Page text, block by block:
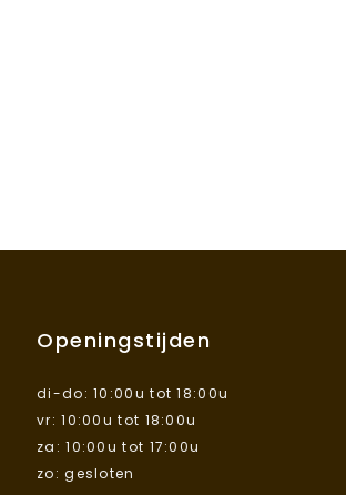
Openingstijden
di-do: 10:00u tot 18:00u
vr: 10:00u tot 18:00u
za: 10:00u tot 17:00u
zo: gesloten